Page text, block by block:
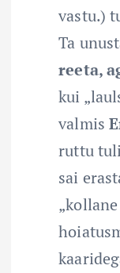
vastu.)
Ta
reeta,
kui
valmis
ruttu
sai